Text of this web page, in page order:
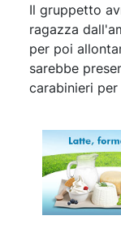
Il gruppetto
ragazza
per poi
sarebbe
carabinieri